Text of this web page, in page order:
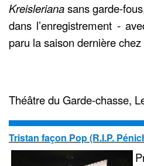
Kreislerianasans garde-
dans l’enregistrement -
paru la saison dernière
Théâtre du Garde-chasse,
Tristan façon Pop (R.I.P.